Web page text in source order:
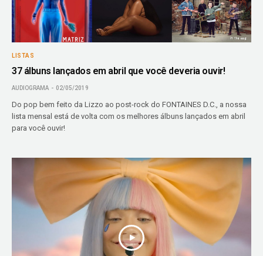
LISTAS
37 álbuns lançados em abril que você deveria ouvir!
AUDIOGRAMA 02/05/2019
Do pop bem feito da Lizzo ao post-rock do FONTAINES D.C., a nossa
lista mensal está de volta com os melhores álbuns lançados em abril
para você ouvir!